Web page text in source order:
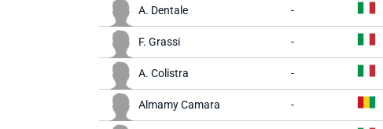
A. Dentale -
F. Grassi -
A. Colistra -
Almamy Camara -